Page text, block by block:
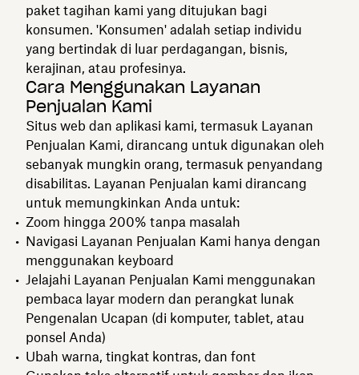
paket tagihan kami yang ditujukan bagi
konsumen. 'Konsumen' adalah setiap individu
yang bertindak di luar perdagangan, bisnis,
kerajinan, atau profesinya.
Cara Menggunakan Layanan
Penjualan Kami
Situs web dan aplikasi kami, termasuk Layanan
Penjualan Kami, dirancang untuk digunakan oleh
sebanyak mungkin orang, termasuk penyandang
disabilitas. Layanan Penjualan kami dirancang
untuk memungkinkan Anda untuk:
Zoom hingga 200% tanpa masalah
Navigasi Layanan Penjualan Kami hanya dengan
menggunakan keyboard
Jelajahi Layanan Penjualan Kami menggunakan
pembaca layar modern dan perangkat lunak
Pengenalan Ucapan (di komputer, tablet, atau
ponsel Anda)
Ubah warna, tingkat kontras, dan font